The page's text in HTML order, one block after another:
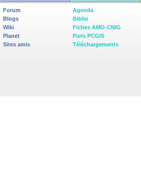
Forum
Blogs
Wiki
Planet
Sites amis
Agenda
Biblio
Fiches AMO-CNIG
Paris PCGIS
Téléchargements